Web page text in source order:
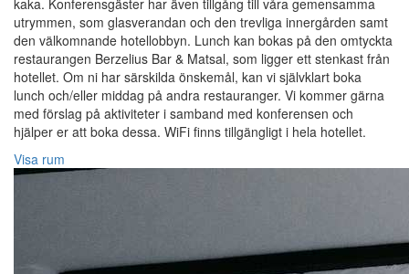
kaka. Konferensgäster har även tillgång till våra gemensamma
utrymmen, som glasverandan och den trevliga innergården samt
den välkomnande hotellobbyn. Lunch kan bokas på den omtyckta
restaurangen Berzelius Bar & Matsal, som ligger ett stenkast från
hotellet. Om ni har särskilda önskemål, kan vi självklart boka
lunch och/eller middag på andra restauranger. Vi kommer gärna
med förslag på aktiviteter i samband med konferensen och
hjälper er att boka dessa. WiFi finns tillgängligt i hela hotellet.
Visa rum